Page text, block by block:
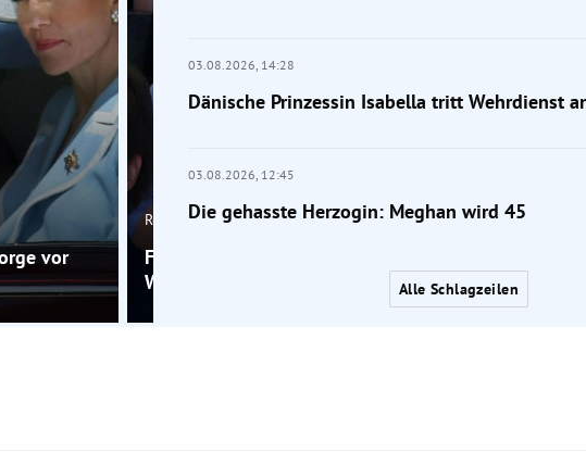
vor
Royals
Foto: Prinz George mit 13 schon fast so groß wie
William mit 1,91 Metern
03.08.2026, 14:28
Dänische Prinzessin Isabella tritt Wehrdienst
03.08.2026, 12:45
Die gehasste Herzogin: Meghan wird 45
Alle Schlagzeilen